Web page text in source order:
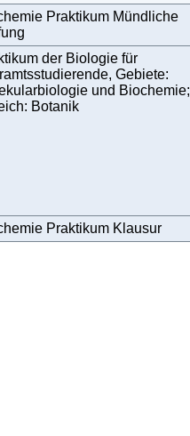
Praktikum Mündliche
der Biologie für
Gebiete:
und Biochemie;
Botanik
Praktikum Klausur